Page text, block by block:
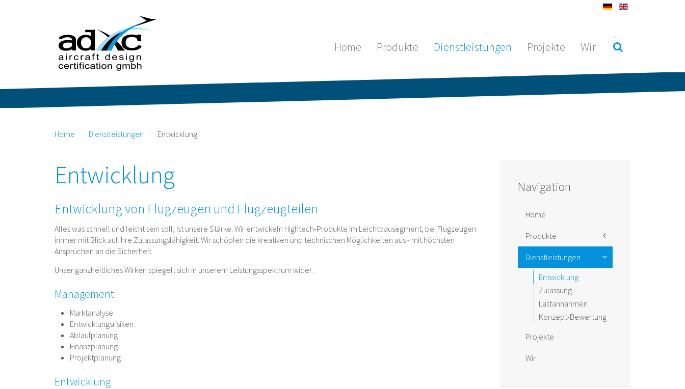
Home Produkte Dienstleistungen Projekte Wir
Home Dienstleistungen Entwicklung
Entwicklung
Entwicklung von Flugzeugen und Flugzeugteilen
Alles was schnell und leicht sein soll, ist unsere Stärke. Wir entwickeln Hightech-Produkte im Leichtbausegment; bei Flugzeugen
immer mit Blick auf ihre Zulassungsfähigkeit. Wir schöpfen die kreativen und technischen Möglichkeiten aus - mit höchsten
Ansprüchen an die Sicherheit.
Unser ganzheitliches Wirken spiegelt sich in unserem Leistungsspektrum wider:
Management
Marktanalyse
Entwicklungsrisiken
Ablaufplanung
Finanzplanung
Projektplanung
Entwicklung
Navigation
Home
Produkte
Änderungen
Reparatur
Dienstleistungen
Entwicklung
Zulassung
Lastannahmen
Konzept-Bewertung
Projekte
Wir